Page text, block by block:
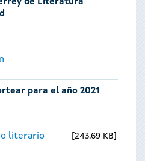
de Literatura
para el año 2021
literario
243.69 KB